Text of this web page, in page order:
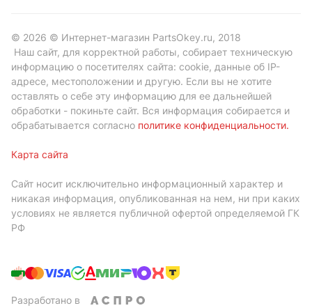
© 2026 © Интернет-магазин PartsOkey.ru, 2018
Наш сайт, для корректной работы, собирает техническую
информацию о посетителях сайта: cookie, данные об IP-
адресе, местоположении и другую. Если вы не хотите
оставлять о себе эту информацию для ее дальнейшей
обработки - покиньте сайт. Вся информация собирается и
обрабатывается согласно политике конфиденциальности.
Карта сайта
Сайт носит исключительно информационный характер и
никакая информация, опубликованная на нем, ни при каких
условиях не является публичной офертой определяемой ГК
РФ
Разработано в